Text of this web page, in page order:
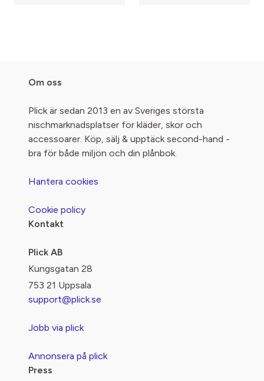
Om oss
Plick är sedan 2013 en av Sveriges största
nischmarknadsplatser för kläder, skor och
accessoarer. Köp, sälj & upptäck second-hand -
bra för både miljön och din plånbok.
Hantera cookies
Cookie policy
Kontakt
Plick AB
Kungsgatan 28
753 21 Uppsala
support@plick.se
Jobb via plick
Annonsera på plick
Press